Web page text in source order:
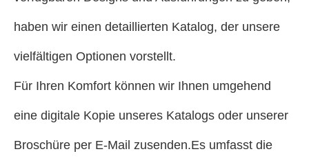
haben wir einen detaillierten Katalog, der unsere
vielfältigen Optionen vorstellt.
Für Ihren Komfort können wir Ihnen umgehend
eine digitale Kopie unseres Katalogs oder unserer
Broschüre per E-Mail zusenden.Es umfasst die